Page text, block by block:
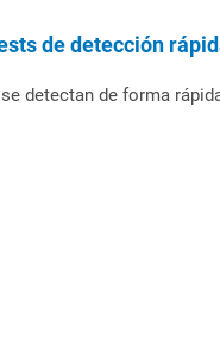
de detección
detectan de forma